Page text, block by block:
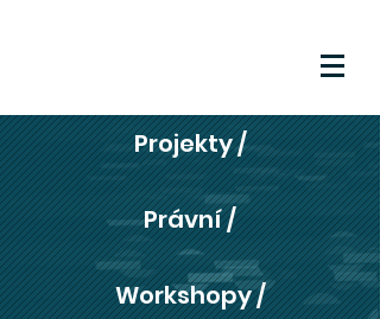
Projekty /
Právní /
Workshopy /